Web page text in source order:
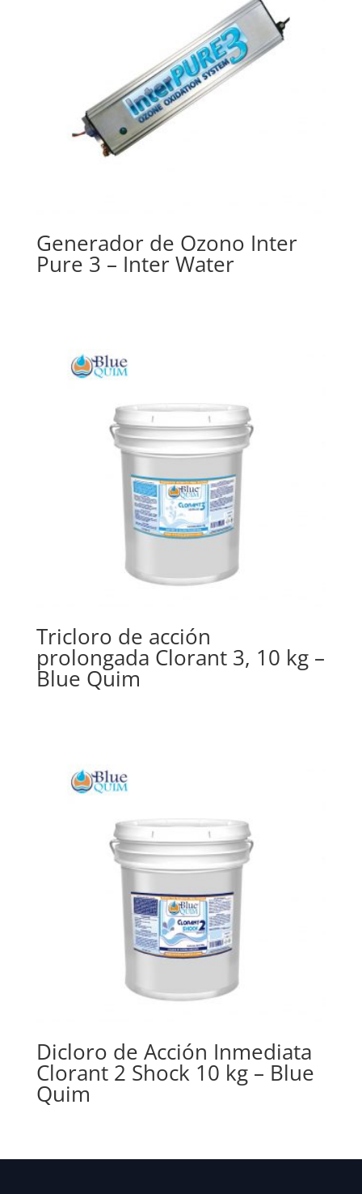
Generador de Ozono Inter
Pure 3 – Inter Water
Tricloro de acción
prolongada Clorant 3, 10 kg –
Blue Quim
Dicloro de Acción Inmediata
Clorant 2 Shock 10 kg – Blue
Quim